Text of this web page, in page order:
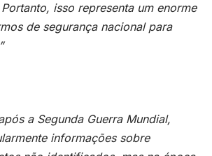
isso representa um enorme
de segurança nacional para
a Segunda Guerra Mundial,
informações sobre